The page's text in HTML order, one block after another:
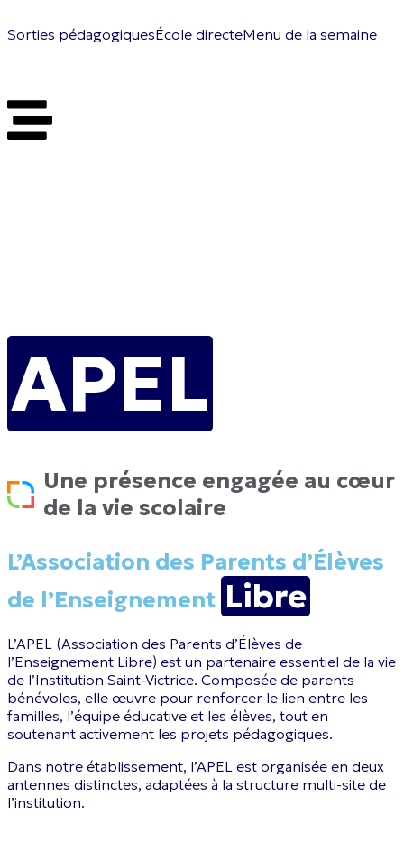
Sorties pédagogiquesÉcole directeMenu de la semaine
APEL
Une présence engagée au cœur
de la vie scolaire
L’Association des Parents d’Élèves
de l’Enseignement Libre
L’APEL (Association des Parents d’Élèves de
l’Enseignement Libre) est un partenaire essentiel de la vie
de l’Institution Saint‑Victrice. Composée de parents
bénévoles, elle œuvre pour renforcer le lien entre les
familles, l’équipe éducative et les élèves, tout en
soutenant activement les projets pédagogiques.
Dans notre établissement, l’APEL est organisée en deux
antennes distinctes, adaptées à la structure multi-site de
l’institution.